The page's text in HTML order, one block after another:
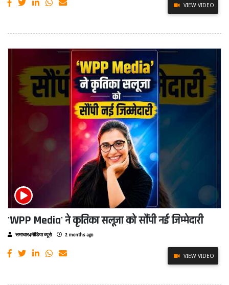
VIEW VIDEO
'WPP Media' ने कृतिका सलूजा को सौंपी नई जिम्मेदारी
समाचार4मीडिया ब्यूरो 2 months ago
VIEW VIDEO